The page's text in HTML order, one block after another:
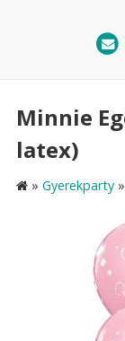
Minnie
latex)
» Gyerekparty »